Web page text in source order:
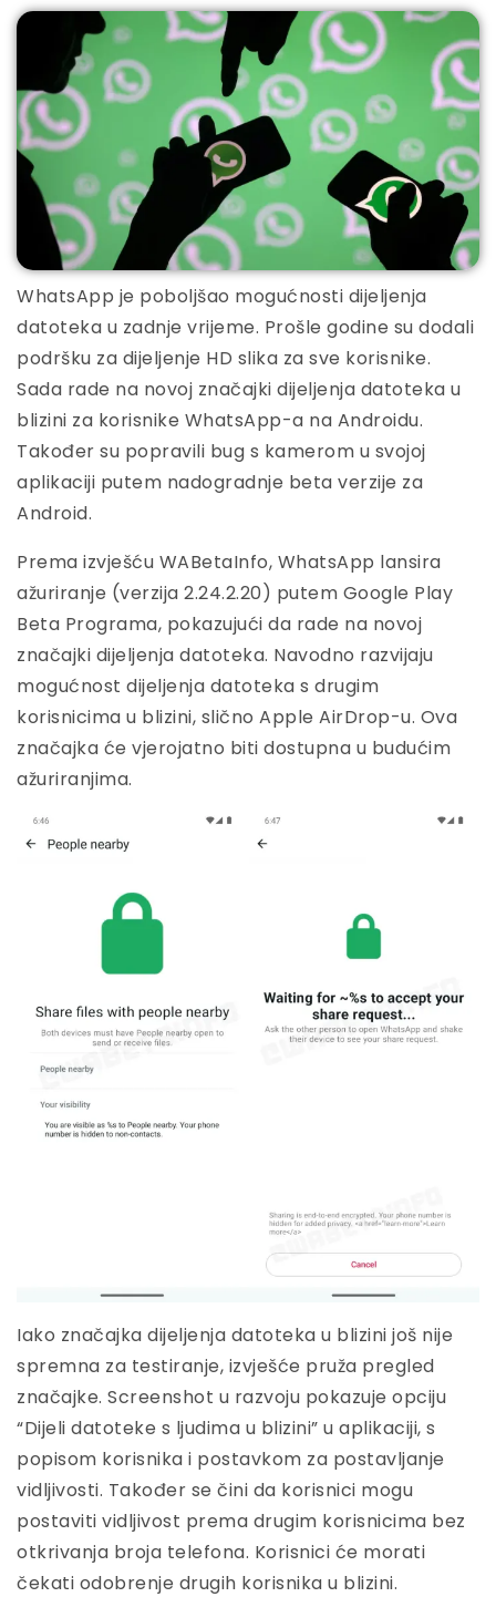
WhatsApp je poboljšao mogućnosti dijeljenja
datoteka u zadnje vrijeme. Prošle godine su dodali
podršku za dijeljenje HD slika za sve korisnike.
Sada rade na novoj značajki dijeljenja datoteka u
blizini za korisnike WhatsApp-a na Androidu.
Također su popravili bug s kamerom u svojoj
aplikaciji putem nadogradnje beta verzije za
Android.
Prema izvješću WABetaInfo, WhatsApp lansira
ažuriranje (verzija 2.24.2.20) putem Google Play
Beta Programa, pokazujući da rade na novoj
značajki dijeljenja datoteka. Navodno razvijaju
mogućnost dijeljenja datoteka s drugim
korisnicima u blizini, slično Apple AirDrop-u. Ova
značajka će vjerojatno biti dostupna u budućim
ažuriranjima.
Iako značajka dijeljenja datoteka u blizini još nije
spremna za testiranje, izvješće pruža pregled
značajke. Screenshot u razvoju pokazuje opciju
“Dijeli datoteke s ljudima u blizini” u aplikaciji, s
popisom korisnika i postavkom za postavljanje
vidljivosti. Također se čini da korisnici mogu
postaviti vidljivost prema drugim korisnicima bez
otkrivanja broja telefona. Korisnici će morati
čekati odobrenje drugih korisnika u blizini.